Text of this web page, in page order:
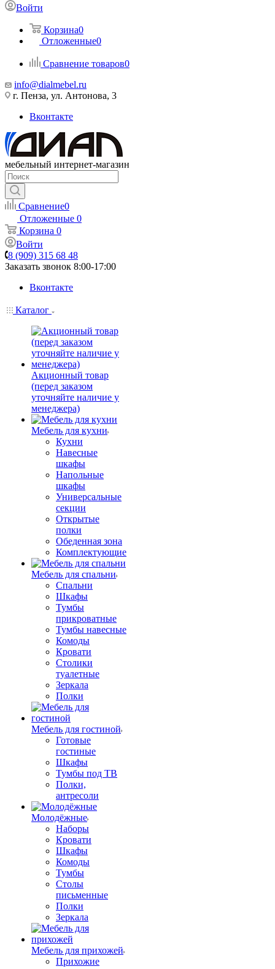
Войти
Корзина0
Отложенные0
Сравнение товаров0
info@dialmebel.ru
г. Пенза, ул. Антонова, 3
Вконтакте
мебельный интернет-магазин
Сравнение0
Отложенные 0
Корзина 0
Войти
8 (909) 315 68 48
Заказать звонок 8:00-17:00
Вконтакте
Каталог
Акционный товар
(перед заказом
уточняйте наличие у
менеджера)
Мебель для кухни
Кухни
Навесные
шкафы
Напольные
шкафы
Универсальные
секции
Открытые
полки
Обеденная зона
Комплектующие
Мебель для спальни
Спальни
Шкафы
Тумбы
прикроватные
Тумбы навесные
Комоды
Кровати
Столики
туалетные
Зеркала
Полки
Мебель для гостиной
Готовые
гостиные
Шкафы
Тумбы под ТВ
Полки,
антресоли
Молодёжные
Наборы
Кровати
Шкафы
Комоды
Тумбы
Столы
письменные
Полки
Зеркала
Мебель для прихожей
Прихожие